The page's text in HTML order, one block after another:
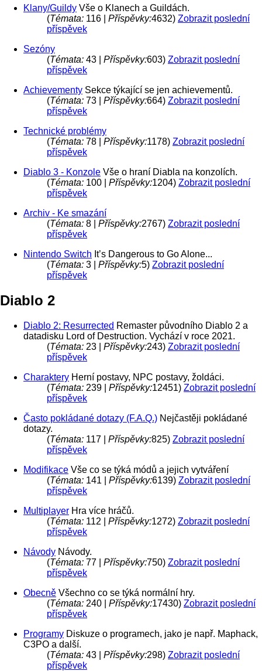
Klany/Guildy Vše o Klanech a Guildách.
(Témata: 116 | Příspěvky:4632) Zobrazit poslední
příspěvek
Sezóny
(Témata: 43 | Příspěvky:603) Zobrazit poslední
příspěvek
Achievementy Sekce týkající se jen achievementů.
(Témata: 73 | Příspěvky:664) Zobrazit poslední
příspěvek
Technické problémy
(Témata: 78 | Příspěvky:1178) Zobrazit poslední
příspěvek
Diablo 3 - Konzole Vše o hraní Diabla na konzolích.
(Témata: 100 | Příspěvky:1204) Zobrazit poslední
příspěvek
Archiv - Ke smazání
(Témata: 8 | Příspěvky:2767) Zobrazit poslední
příspěvek
Nintendo Switch It’s Dangerous to Go Alone...
(Témata: 3 | Příspěvky:5) Zobrazit poslední
příspěvek
Diablo 2
Diablo 2: Resurrected Remaster původního Diablo 2 a
datadisku Lord of Destruction. Vychází v roce 2021.
(Témata: 23 | Příspěvky:243) Zobrazit poslední
příspěvek
Charaktery Herní postavy, NPC postavy, žoldáci.
(Témata: 239 | Příspěvky:12451) Zobrazit poslední
příspěvek
Často pokládané dotazy (F.A.Q.) Nejčastěji pokládané
dotazy.
(Témata: 117 | Příspěvky:825) Zobrazit poslední
příspěvek
Modifikace Vše co se týká módů a jejich vytváření
(Témata: 141 | Příspěvky:6139) Zobrazit poslední
příspěvek
Multiplayer Hra více hráčů.
(Témata: 112 | Příspěvky:1272) Zobrazit poslední
příspěvek
Návody Návody.
(Témata: 77 | Příspěvky:750) Zobrazit poslední
příspěvek
Obecně Všechno co se týká normální hry.
(Témata: 240 | Příspěvky:17430) Zobrazit poslední
příspěvek
Programy Diskuze o programech, jako je např. Maphack,
C3PO a další.
(Témata: 43 | Příspěvky:298) Zobrazit poslední
příspěvek